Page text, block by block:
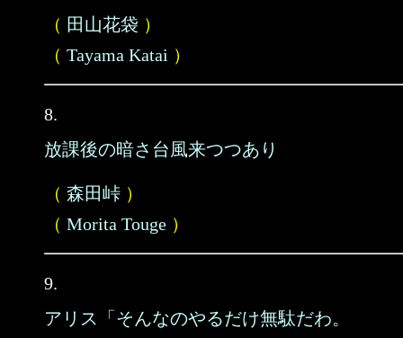
（ 田山花袋 ）
（ Tayama Katai ）
8.
放課後の暗さ台風来つつあり
（ 森田峠 ）
（ Morita Touge ）
9.
アリス「そんなのやるだけ無駄だわ。